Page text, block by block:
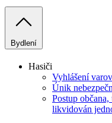
Bydlení
Hasiči
Vyhlášení
Únik
Postup
likvidován